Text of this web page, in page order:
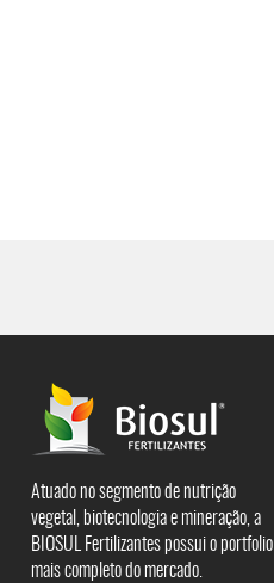
Atuado no segmento de nutrição
vegetal, biotecnologia e mineração, a
BIOSUL Fertilizantes possui o portfolio
mais completo do mercado.